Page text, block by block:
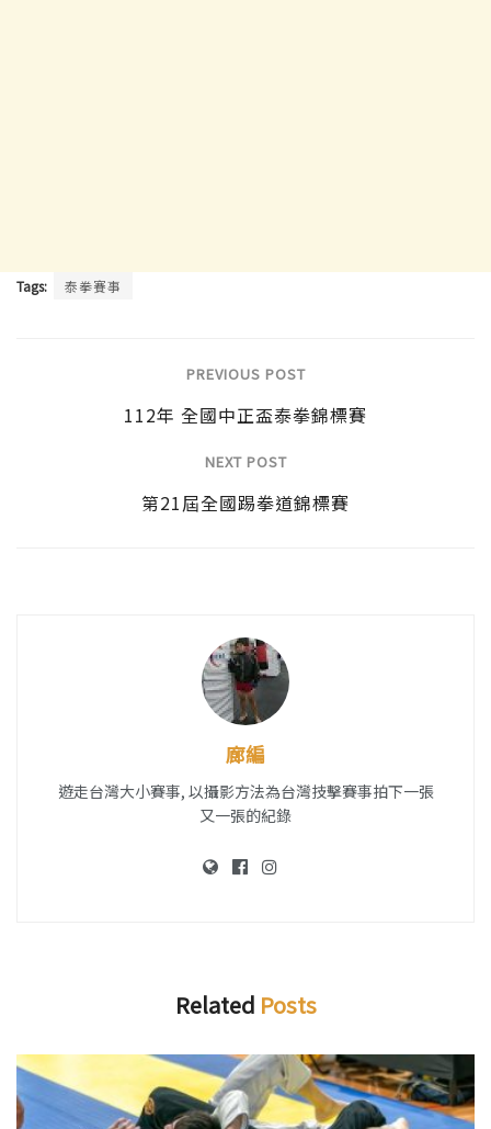
Tags: 泰拳賽事
PREVIOUS POST
112年 全國中正盃泰拳錦標賽
NEXT POST
第21屆全國踢拳道錦標賽
廊編
遊走台灣大小賽事, 以攝影方法為台灣技擊賽事拍下一張
又一張的紀錄
Related Posts